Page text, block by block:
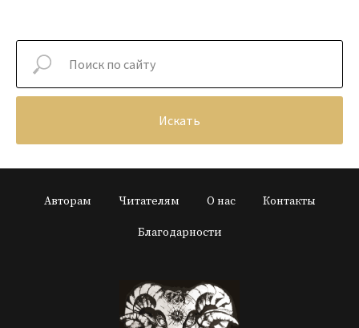
Искать
Авторам Читателям О нас Контакты
Благодарности